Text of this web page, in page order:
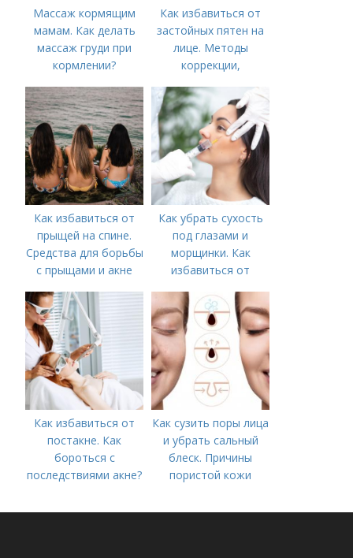
Массаж кормящим
мамам. Как делать
массаж груди при
кормлении?
Как избавиться от
застойных пятен на
лице. Методы
коррекции,
акне и удаления
рубцов и шрамов
постакне
Как избавиться от
прыщей на спине.
Средства для борьбы
с прыщами и акне
Как убрать сухость
под глазами и
морщинки. Как
избавиться от
косметологические
процедуры
Как избавиться от
постакне. Как
бороться с
последствиями акне?
Как сузить поры лица
и убрать сальный
блеск. Причины
пористой кожи